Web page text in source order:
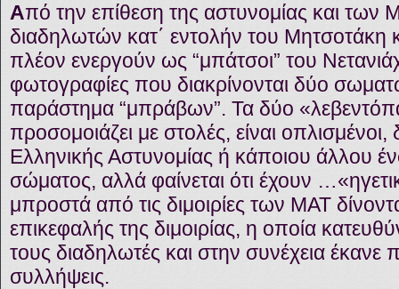
Από την επίθεση της αστυνομίας και
διαδηλωτών κατ΄ εντολήν του Μητσοτάκη
πλέον ενεργούν ως “μπάτσοι” του
φωτογραφίες που διακρίνονται δύο
παράστημα “μπράβων”. Τα δύο
προσομοιάζει με στολές, είναι οπλισμένοι,
Ελληνικής Αστυνομίας ή κάποιου άλλου
σώματος, αλλά φαίνεται ότι έχουν
μπροστά από τις διμοιρίες των ΜΑΤ
επικεφαλής της διμοιρίας, η οποία
τους διαδηλωτές και στην συνέχεια έκανε
συλλήψεις.